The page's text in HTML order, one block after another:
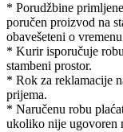
* Porudžbine
poručen proizvod na
obavešeteni o
* Kurir isporučuje
stambeni prostor.
* Rok za reklamacije
prijema.
* Naručenu robu
ukoliko nije ugovoren